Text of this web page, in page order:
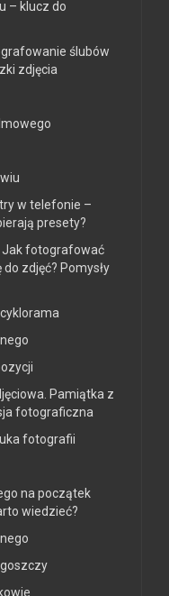
– klucz do
ślubów
zdjęcia
w telefonie –
presety?
Jak fotografować
zdjęć? Pomysły
Pamiątka z
fotograficzna
fotografii
na początek
wiedzieć?